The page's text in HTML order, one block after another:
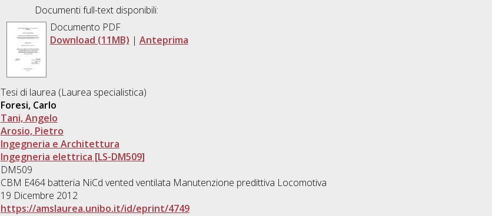
Documenti full-text disponibili:
Documento PDF
Download (11MB) | Anteprima
Tesi di laurea (Laurea specialistica)
Foresi, Carlo
Tani, Angelo
Arosio, Pietro
Ingegneria e Architettura
Ingegneria elettrica [LS-DM509]
DM509
CBM E464 batteria NiCd vented ventilata Manutenzione predittiva Locomotiva
19 Dicembre 2012
https://amslaurea.unibo.it/id/eprint/4749